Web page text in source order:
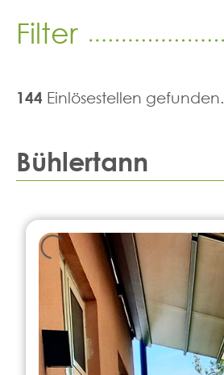
Filter
144 Einlösestellen gefunden.
Bühlertann